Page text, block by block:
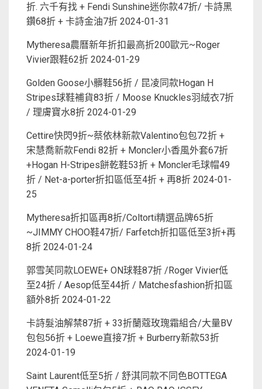
折. 六千有找 + Fendi Sunshine迷你款47折/ 卡詩黑
鑽68折 + 卡詩金油7折 2024-01-31
Mytheresa農曆新年折扣最高折200歐元~Roger
Vivier跟鞋62折 2024-01-29
Golden Goose小髒鞋56折 / 昆凌同款Hogan H
Stripes球鞋補貨83折 / Moose Knuckles羽絨衣7折
/ 理膚寶水8折 2024-01-29
Cettire快閃9折~蔡依林新款Valentino包包72折 +
宋慧喬新款Fendi 82折 + Moncler小香風外套67折
+Hogan H-Stripes餅乾鞋53折 + Moncler毛球帽49
折 / Net-a-porter折扣區低至4折 + 再8折 2024-01-
25
Mytheresa折扣區再8折/Coltorti精選品牌65折
~JIMMY CHOO鞋47折/ Farfetch折扣區低至3折+再
8折 2024-01-24
郭雪芙同款LOEWE+ ON球鞋87折 /Roger Vivier低
至24折 / Aesop低至44折 / Matchesfashion折扣區
額外8折 2024-01-22
卡詩髮油解禁87折 + 33折蘭蔻玫瑰霜組合/大量BV
包包56折 + Loewe直接7折 + Burberry新款53折
2024-01-19
Saint Laurent低至5折 / 舒淇同款不同色BOTTEGA